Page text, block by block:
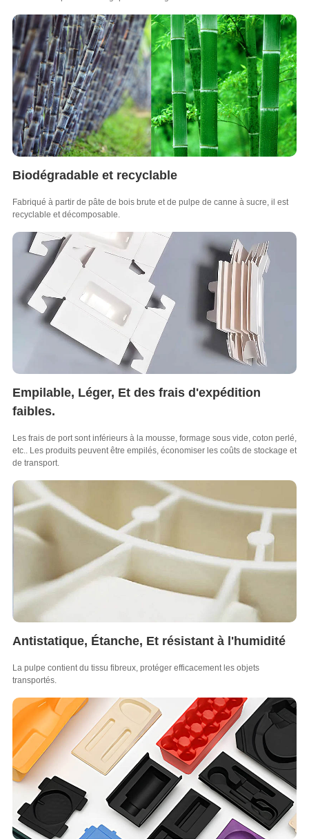
Biodégradable et recyclable
Fabriqué à partir de pâte de bois brute et de pulpe de canne à sucre, il est
recyclable et décomposable.
Empilable, Léger, Et des frais d'expédition
faibles.
Les frais de port sont inférieurs à la mousse, formage sous vide, coton perlé,
etc.. Les produits peuvent être empilés, économiser les coûts de stockage et
de transport.
Antistatique, Étanche, Et résistant à l'humidité
La pulpe contient du tissu fibreux, protéger efficacement les objets
transportés.